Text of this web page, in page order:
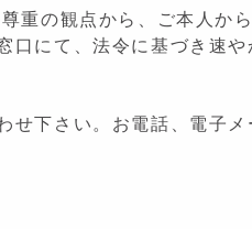
重の観点から、ご本人か
にて、法令に基づき速や
下さい。お電話、電子